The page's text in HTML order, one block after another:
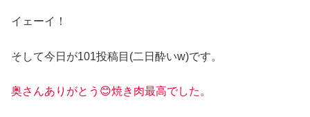
イェーイ！
そして今日が101投稿目(二日酔いw)です。
奥さんありがとう😊焼き肉最高でした。